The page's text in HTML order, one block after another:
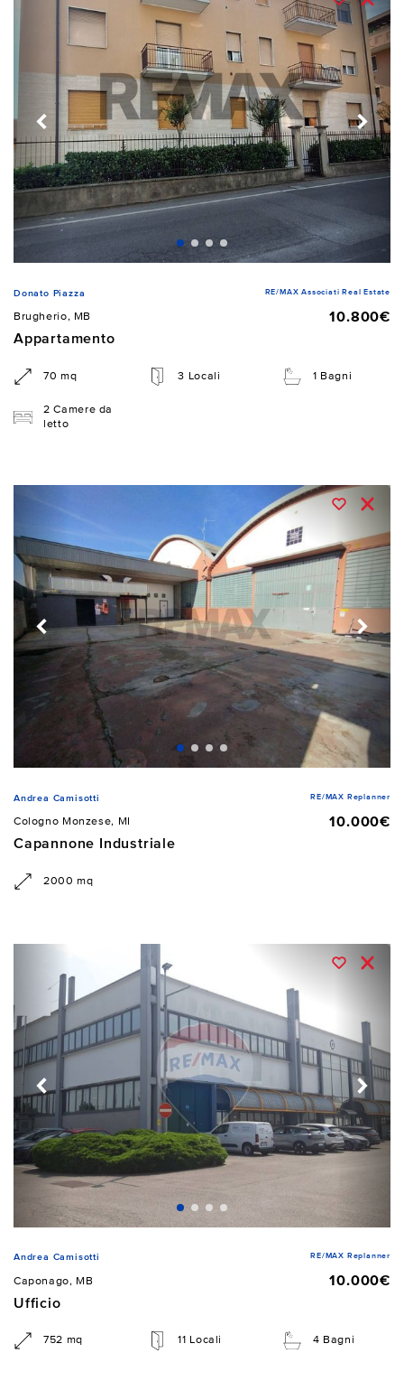
Donato Piazza RE/MAX Associati Real Estate
Brugherio, MB
10.800€
Appartamento
70 mq 3 Locali 1 Bagni
2 Camere da
letto
Andrea Camisotti RE/MAX Replanner
Cologno Monzese, MI
10.000€
Capannone Industriale
2000 mq
Andrea Camisotti RE/MAX Replanner
Caponago, MB
10.000€
Ufficio
752 mq 11 Locali 4 Bagni